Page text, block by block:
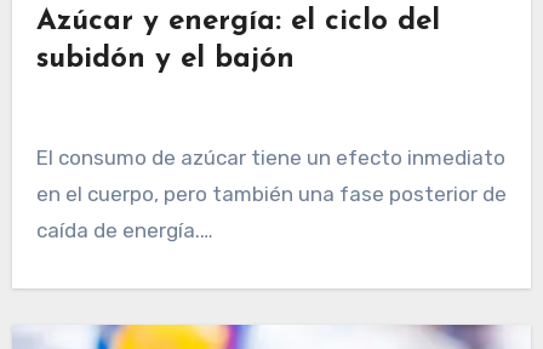
Azúcar y energía: el ciclo del
subidón y el bajón
El consumo de azúcar tiene un efecto inmediato
en el cuerpo, pero también una fase posterior de
caída de energía.…